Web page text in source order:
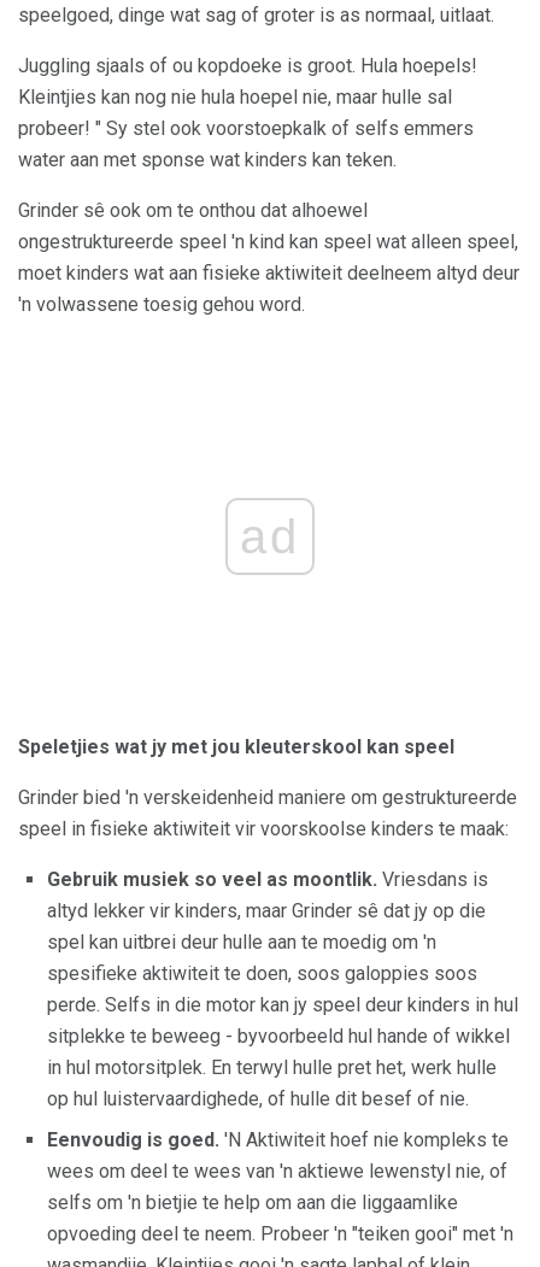
speelgoed, dinge wat sag of groter is as normaal, uitlaat.
Juggling sjaals of ou kopdoeke is groot. Hula hoepels!
Kleintjies kan nog nie hula hoepel nie, maar hulle sal
probeer! " Sy stel ook voorstoepkalk of selfs emmers
water aan met sponse wat kinders kan teken.
Grinder sê ook om te onthou dat alhoewel
ongestruktureerde speel 'n kind kan speel wat alleen speel,
moet kinders wat aan fisieke aktiwiteit deelneem altyd deur
'n volwassene toesig gehou word.
ad
Speletjies wat jy met jou kleuterskool kan speel
Grinder bied 'n verskeidenheid maniere om gestruktureerde
speel in fisieke aktiwiteit vir voorskoolse kinders te maak:
Gebruik musiek so veel as moontlik. Vriesdans is
altyd lekker vir kinders, maar Grinder sê dat jy op die
spel kan uitbrei deur hulle aan te moedig om 'n
spesifieke aktiwiteit te doen, soos galoppies soos
perde. Selfs in die motor kan jy speel deur kinders in hul
sitplekke te beweeg - byvoorbeeld hul hande of wikkel
in hul motorsitplek. En terwyl hulle pret het, werk hulle
op hul luistervaardighede, of hulle dit besef of nie.
Eenvoudig is goed. 'N Aktiwiteit hoef nie kompleks te
wees om deel te wees van 'n aktiewe lewenstyl nie, of
selfs om 'n bietjie te help om aan die liggaamlike
opvoeding deel te neem. Probeer 'n "teiken gooi" met 'n